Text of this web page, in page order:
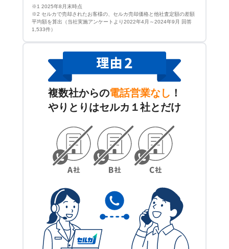
※1 2025年8月末時点
※2 セルカで売却されたお客様の、セルカ売却価格と他社査定額の差額
平均額を算出（当社実施アンケートより2022年4月～2024年9月 回答
1,533件）
複数社からの電話営業なし ！
やりとりはセルカ１社とだけ